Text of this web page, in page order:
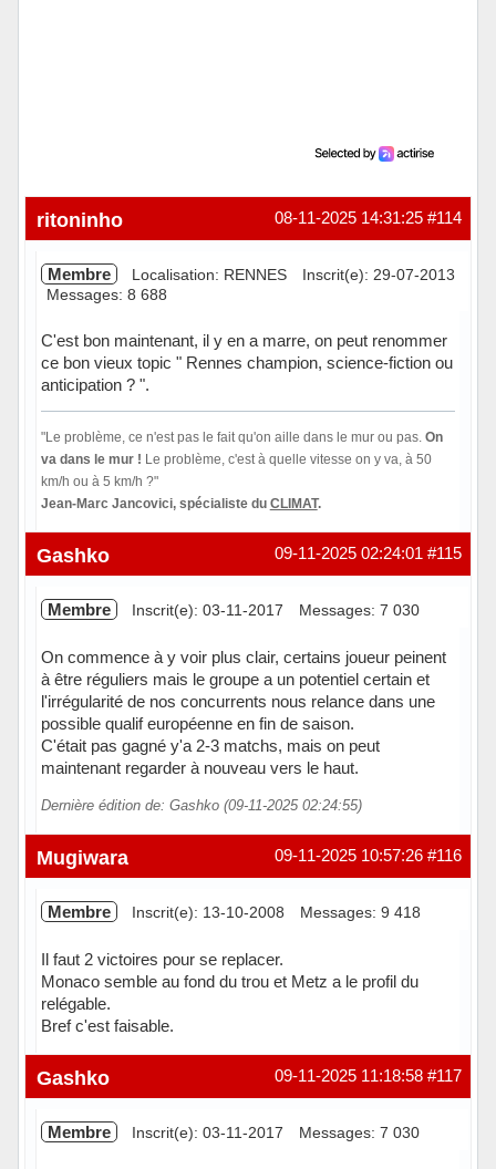
#114
08-11-2025 14:31:25
ritoninho
Membre Localisation: RENNES
Inscrit(e): 29-07-2013
Messages: 8 688
C'est bon maintenant, il y en a marre, on peut renommer
ce bon vieux topic " Rennes champion, science-fiction ou
anticipation ? ".
"Le problème, ce n'est pas le fait qu'on aille dans le mur ou pas. On
va dans le mur ! Le problème, c'est à quelle vitesse on y va, à 50
km/h ou à 5 km/h ?"
Jean-Marc Jancovici, spécialiste du CLIMAT.
Hors ligne #115
09-11-2025 02:24:01
Gashko
Membre Inscrit(e): 03-11-2017 Messages: 7 030
On commence à y voir plus clair, certains joueur peinent
à être réguliers mais le groupe a un potentiel certain et
l'irrégularité de nos concurrents nous relance dans une
possible qualif européenne en fin de saison.
C'était pas gagné y'a 2-3 matchs, mais on peut
maintenant regarder à nouveau vers le haut.
Dernière édition de: Gashko (09-11-2025 02:24:55)
Hors ligne #116
09-11-2025 10:57:26
Mugiwara
Membre Inscrit(e): 13-10-2008 Messages: 9 418
Il faut 2 victoires pour se replacer.
Monaco semble au fond du trou et Metz a le profil du
relégable.
Bref c'est faisable.
En ligne #117
09-11-2025 11:18:58
Gashko
Membre Inscrit(e): 03-11-2017 Messages: 7 030